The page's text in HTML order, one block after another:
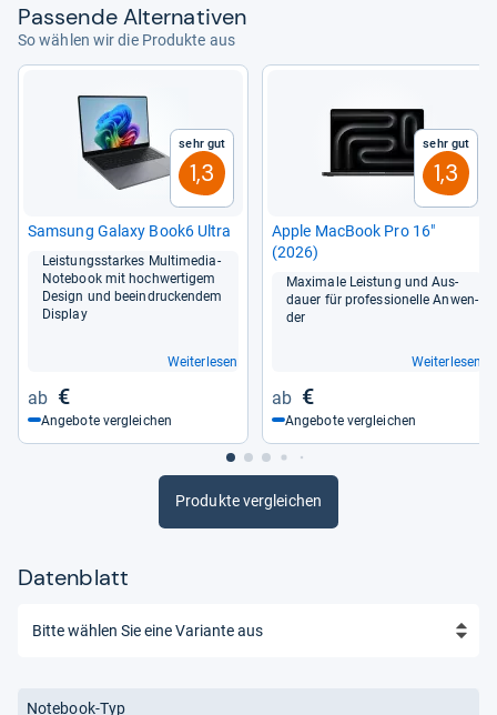
Pas­sende Alter­na­ti­ven
So wählen wir die Produkte aus
Sehr gut
1,3
Sam­sung Galaxy Book6 Ultra
Leis­tungs­star­kes Mul­ti­me­dia-​
Note­book mit hoch­wer­ti­gem
Design und beein­dru­cken­dem
Dis­play
Weiterlesen
€
Angebote vergleichen
Sehr gut
1,3
Apple Mac­Book Pro 16"
(2026)
Maxi­male Leis­tung und Aus­
dauer für pro­fes­sio­nelle Anwen­
der
Weiterlesen
€
Angebote vergleichen
Produkte vergleichen
Datenblatt
Notebook-Typ